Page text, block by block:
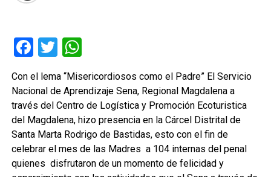
Facebook
TwitterWhatsApp
Con el lema “Misericordiosos como el Padre” El Servicio
Nacional de Aprendizaje Sena, Regional Magdalena a
través del Centro de Logística y Promoción Ecoturistica
del Magdalena, hizo presencia en la Cárcel Distrital de
Santa Marta Rodrigo de Bastidas, esto con el fin de
celebrar el mes de las Madres a 104 internas del penal
quienes disfrutaron de un momento de felicidad y